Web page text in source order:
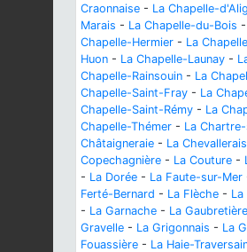
Craonnaise - La Chapelle-
Marais - La Chapelle-du-Bois -
Chapelle-Hermier - La
Huon - La Chapelle-Launay -
Chapelle-Rainsouin - La
Chapelle-Saint-Fray - La
Chapelle-Saint-Rémy - La
Chapelle-Thémer - La
Châtaigneraie - La Chevallerais
Copechagnière - La Couture -
- La Dorée - La Faute-sur-Mer
Ferté-Bernard - La Flèche -
- La Garnache - La Gaubretière
Gravelle - La Grigonnais - La
Fouassière - La Haie-